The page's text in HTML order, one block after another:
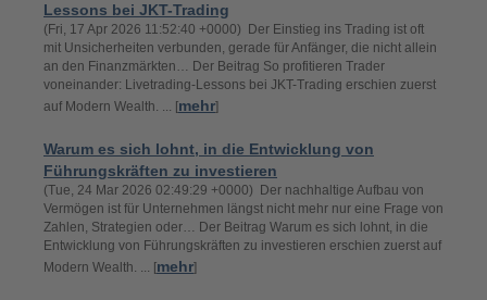
Lessons bei JKT-Trading
(Fri, 17 Apr 2026 11:52:40 +0000) Der Einstieg ins Trading ist oft
mit Unsicherheiten verbunden, gerade für Anfänger, die nicht allein
an den Finanzmärkten… Der Beitrag So profitieren Trader
voneinander: Livetrading-Lessons bei JKT-Trading erschien zuerst
auf Modern Wealth. ... [mehr]
Warum es sich lohnt, in die Entwicklung von
Führungskräften zu investieren
(Tue, 24 Mar 2026 02:49:29 +0000) Der nachhaltige Aufbau von
Vermögen ist für Unternehmen längst nicht mehr nur eine Frage von
Zahlen, Strategien oder… Der Beitrag Warum es sich lohnt, in die
Entwicklung von Führungskräften zu investieren erschien zuerst auf
Modern Wealth. ... [mehr]